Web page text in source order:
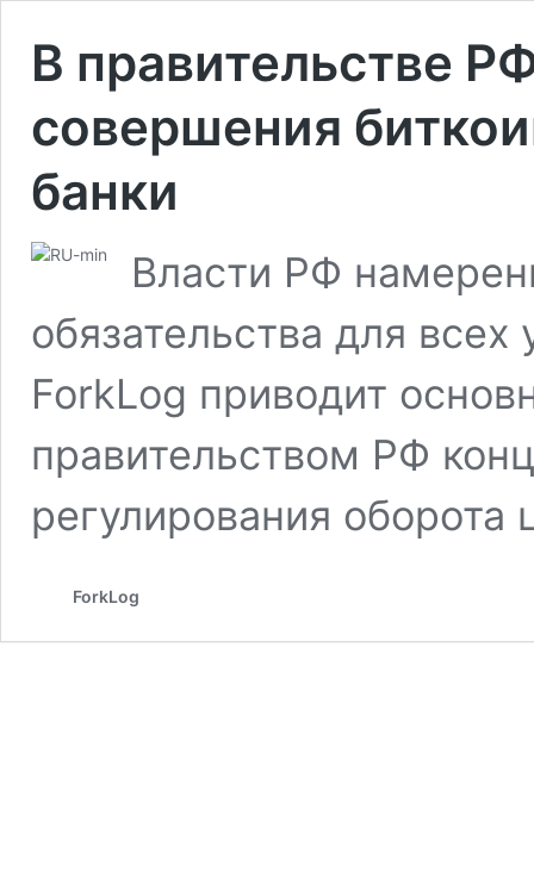
В правительстве
совершения
банки
Власти РФ
обязательства для
ForkLog приводит
правительством РФ
регулирования
ForkLog